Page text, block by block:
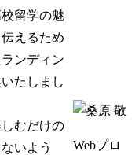
留学の魅
えるため
ンディン
たしまし
むだけの
いよう
Webプロ